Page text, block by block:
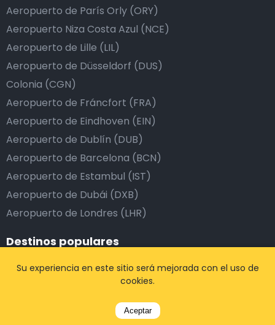
Aeropuerto de París Orly (ORY)
Aeropuerto Niza Costa Azul (NCE)
Aeropuerto de Lille (LIL)
Aeropuerto de Düsseldorf (DUS)
Colonia (CGN)
Aeropuerto de Fráncfort (FRA)
Aeropuerto de Eindhoven (EIN)
Aeropuerto de Dublín (DUB)
Aeropuerto de Barcelona (BCN)
Aeropuerto de Estambul (IST)
Aeropuerto de Dubái (DXB)
Aeropuerto de Londres (LHR)
Destinos populares
Bruselas, Bélgica
Su experiencia en este sitio será mejorada con el uso de
cookies.
Aceptar